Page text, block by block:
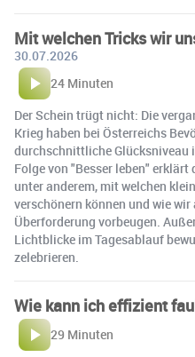
Mit welchen Tricks wir
30.07.2026
24 Minuten
Der Schein trügt nicht: Die
Krieg haben bei Österreichs
durchschnittliche Glücksniveau
Folge von "Besser leben"
unter anderem, mit welchen
verschönern können und wie
Überforderung vorbeugen.
Lichtblicke im Tagesablauf
zelebrieren.
Wie kann ich effizient
29 Minuten